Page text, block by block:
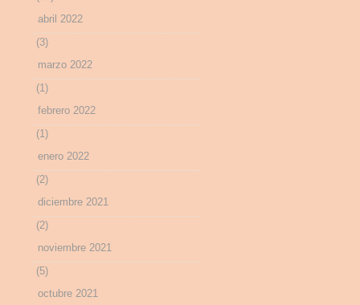
abril 2022
(3)
marzo 2022
(1)
febrero 2022
(1)
enero 2022
(2)
diciembre 2021
(2)
noviembre 2021
(5)
octubre 2021